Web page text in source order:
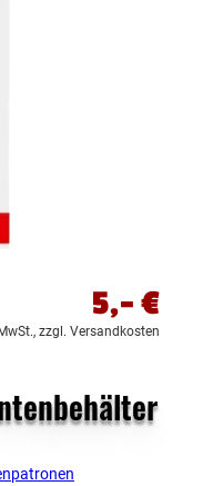
5,-€
zzgl. Versandkosten